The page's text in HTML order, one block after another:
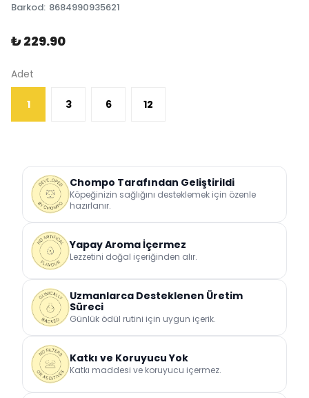
Barkod: 8684990935621
₺ 229.90
Adet
1 3 6 12
Chompo Tarafından Geliştirildi
Köpeğinizin sağlığını desteklemek için özenle
hazırlanır.
Yapay Aroma İçermez
Lezzetini doğal içeriğinden alır.
Uzmanlarca Desteklenen Üretim
Süreci
Günlük ödül rutini için uygun içerik.
Katkı ve Koruyucu Yok
Katkı maddesi ve koruyucu içermez.